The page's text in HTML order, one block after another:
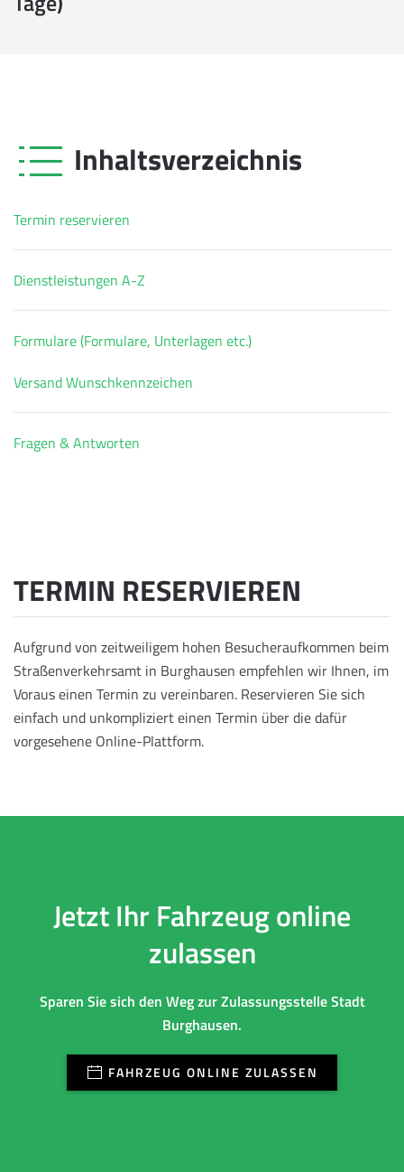
Inhaltsverzeichnis
Termin reservieren
Dienstleistungen A-Z
Formulare (Formulare, Unterlagen etc.)
Versand Wunschkennzeichen
Fragen & Antworten
TERMIN RESERVIEREN
Aufgrund von zeitweiligem hohen Besucheraufkommen beim
Straßenverkehrsamt in Burghausen empfehlen wir Ihnen, im
Voraus einen Termin zu vereinbaren. Reservieren Sie sich
einfach und unkompliziert einen Termin über die dafür
vorgesehene Online-Plattform.
Jetzt Ihr Fahrzeug online
zulassen
Sparen Sie sich den Weg zur Zulassungsstelle Stadt
Burghausen.
FAHRZEUG ONLINE ZULASSEN